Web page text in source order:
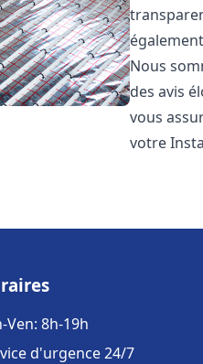
Nous
des avis
vous
votre
Ven: 8h-19h
d'urgence 24/7